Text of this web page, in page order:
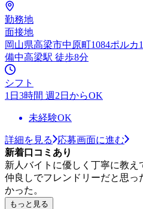
勤務地
面接地
岡山県高梁市中原町1084ポルカ
備中高梁駅 徒歩8分
シフト
1日3時間 週2日からOK
未経験OK
詳細を見る
応募画面に進む
新着口コミあり
新人バイトに優しく丁寧に教
仲良しでフレンドリーだと思っ
かった。
もっと見る